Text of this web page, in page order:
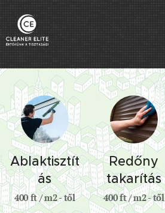
Ablaktisztít
ás
400 ft / m2 - től
Redőny
takarítás
400 ft / m2 - től